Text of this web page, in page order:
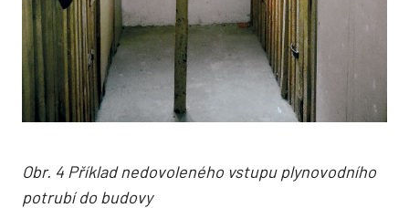
Obr. 4 Příklad nedovoleného vstupu plynovodního
potrubí do budovy